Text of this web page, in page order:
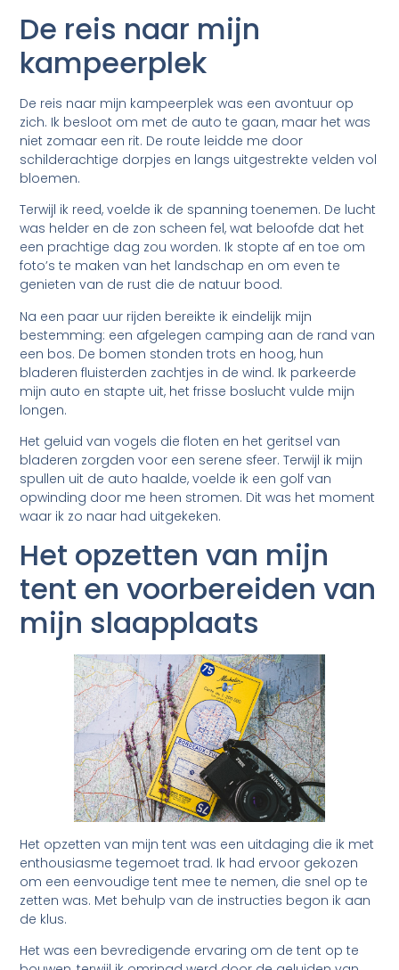
De reis naar mijn
kampeerplek
De reis naar mijn kampeerplek was een avontuur op
zich. Ik besloot om met de auto te gaan, maar het was
niet zomaar een rit. De route leidde me door
schilderachtige dorpjes en langs uitgestrekte velden vol
bloemen.
Terwijl ik reed, voelde ik de spanning toenemen. De lucht
was helder en de zon scheen fel, wat beloofde dat het
een prachtige dag zou worden. Ik stopte af en toe om
foto’s te maken van het landschap en om even te
genieten van de rust die de natuur bood.
Na een paar uur rijden bereikte ik eindelijk mijn
bestemming: een afgelegen camping aan de rand van
een bos. De bomen stonden trots en hoog, hun
bladeren fluisterden zachtjes in de wind. Ik parkeerde
mijn auto en stapte uit, het frisse boslucht vulde mijn
longen.
Het geluid van vogels die floten en het geritsel van
bladeren zorgden voor een serene sfeer. Terwijl ik mijn
spullen uit de auto haalde, voelde ik een golf van
opwinding door me heen stromen. Dit was het moment
waar ik zo naar had uitgekeken.
Het opzetten van mijn
tent en voorbereiden van
mijn slaapplaats
Het opzetten van mijn tent was een uitdaging die ik met
enthousiasme tegemoet trad. Ik had ervoor gekozen
om een eenvoudige tent mee te nemen, die snel op te
zetten was. Met behulp van de instructies begon ik aan
de klus.
Het was een bevredigende ervaring om de tent op te